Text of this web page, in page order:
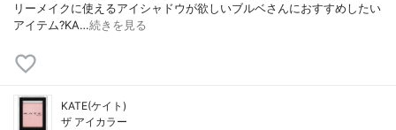
リーメイクに使えるアイシャドウが欲しいブルベさんにおすすめしたい
アイテム?KA…続きを見る
KATE(ケイト)
ザ アイカラー